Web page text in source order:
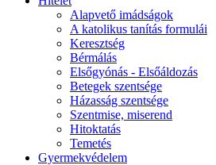
Alapvető imádságok
A katolikus tanítás formulái
Keresztség
Bérmálás
Elsőgyónás - Elsőáldozás
Betegek szentsége
Házasság szentsége
Szentmise, miserend
Hitoktatás
Temetés
Gyermekvédelem